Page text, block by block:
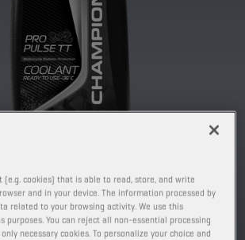
par
(e.g. cookies) that is able to read, store, and write
and in your device. The information processed by
related to your browsing activity. We use this
purposes. You can reject all non-essential processing
necessary cookies. To personalize your choice and